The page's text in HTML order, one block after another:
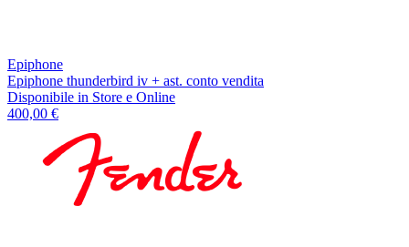
Epiphone
Epiphone thunderbird iv + ast. conto vendita
Disponibile in Store e Online
400,00 €